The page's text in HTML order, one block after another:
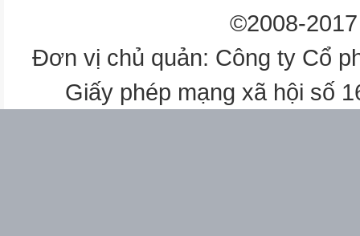
©2008-
Đơn vị chủ quản: Công ty Cổ
Giấy phép mạng xã hội số